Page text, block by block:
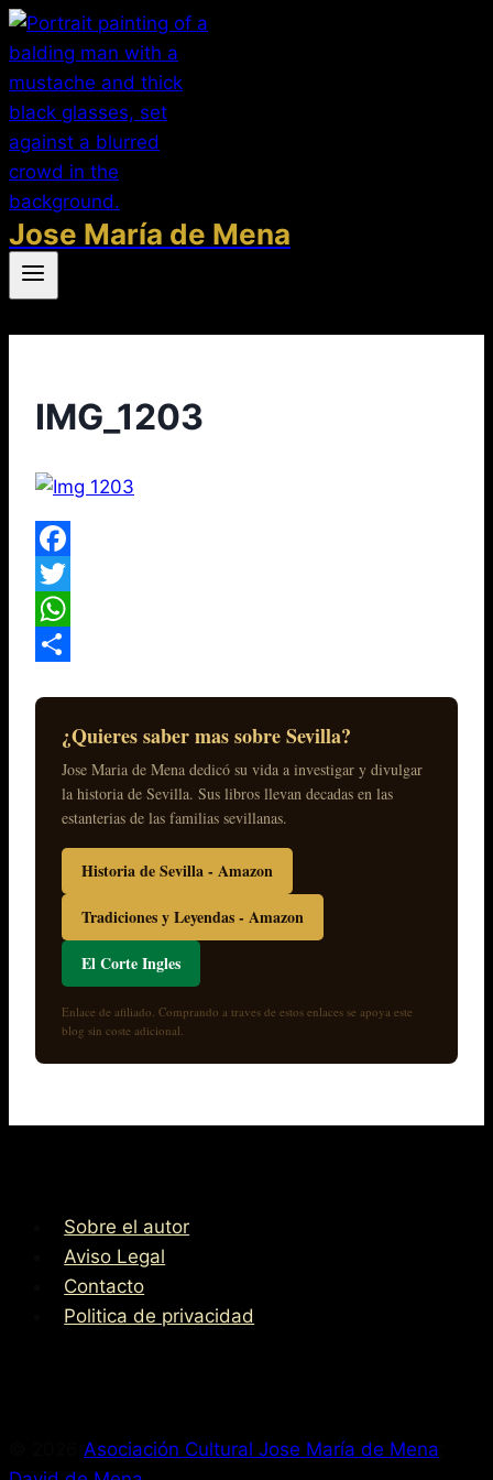
Saltar
al
contenido
Jose María de Mena
IMG_1203
Facebook
Twitter
WhatsApp
¿Quieres saber mas sobre Sevilla?
Jose Maria de Mena dedicó su vida a investigar y divulgar
la historia de Sevilla. Sus libros llevan decadas en las
estanterias de las familias sevillanas.
Historia de Sevilla - Amazon
Tradiciones y Leyendas - Amazon
El Corte Ingles
Enlace de afiliado. Comprando a traves de estos enlaces se apoya este
blog sin coste adicional.
Sobre el autor
Aviso Legal
Contacto
Politica de privacidad
Asociación Cultural Jose María de Mena